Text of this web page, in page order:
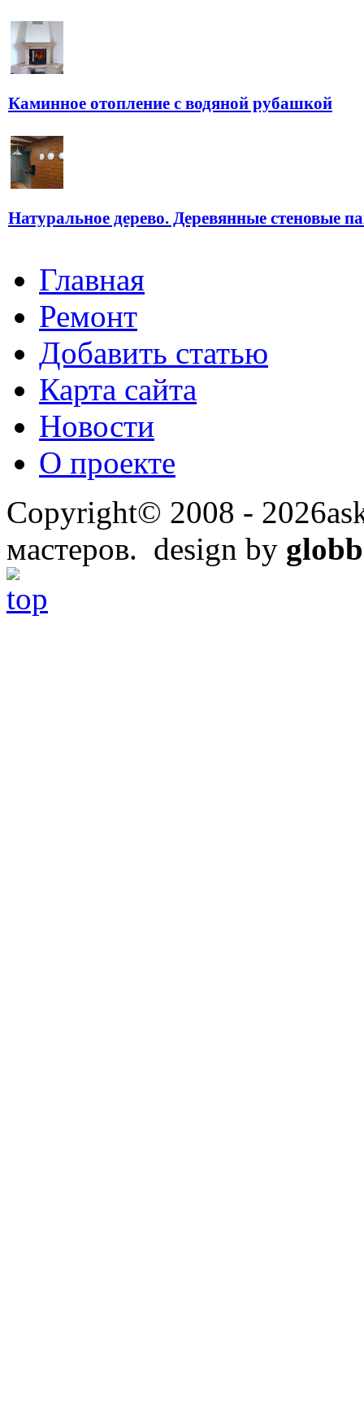
Каминное отопление с водяной рубашкой
Натуральное дерево. Деревянные стеновые
Главная
Ремонт
Добавить статью
Карта сайта
Новости
О проекте
Copyright© 2008 -
мастеров. design by